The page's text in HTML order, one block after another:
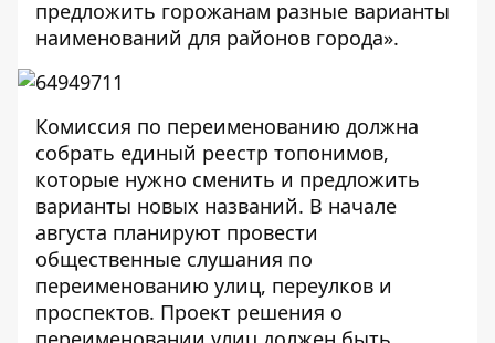
предложить горожанам разные варианты
наименований для районов города».
Комиссия по переименованию должна
собрать единый реестр топонимов,
которые нужно сменить и предложить
варианты новых названий. В начале
августа планируют провести
общественные слушания по
переименованию улиц, переулков и
проспектов. Проект решения о